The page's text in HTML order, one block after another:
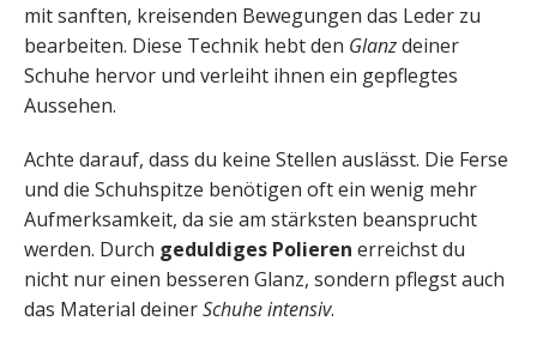
mit sanften, kreisenden Bewegungen das Leder zu
bearbeiten. Diese Technik hebt den Glanzdeiner
Schuhe hervor und verleiht ihnen ein gepflegtes
Aussehen.
Achte darauf, dass du keine Stellen auslässt. Die Ferse
und die Schuhspitze benötigen oft ein wenig mehr
Aufmerksamkeit, da sie am stärksten beansprucht
werden. Durch geduldiges Polieren erreichst du
nicht nur einen besseren Glanz, sondern pflegst auch
das Material deinerSchuhe intensiv.